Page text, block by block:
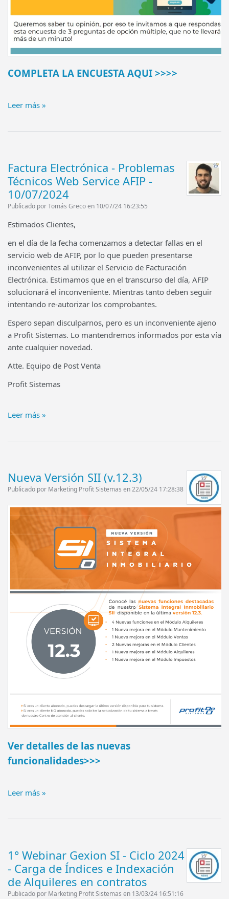
COMPLETA LA ENCUESTA AQUI >>>>
Leer más »
Factura Electrónica - Problemas
Técnicos Web Service AFIP -
10/07/2024
Publicado por Tomás Greco en 10/07/24 16:23:55
Estimados Clientes,
en el día de la fecha comenzamos a detectar fallas en el
servicio web de AFIP, por lo que pueden presentarse
inconvenientes al utilizar el Servicio de Facturación
Electrónica. Estimamos que en el transcurso del día, AFIP
solucionará el inconveniente. Mientras tanto deben seguir
intentando re-autorizar los comprobantes.
Espero sepan disculparnos, pero es un inconveniente ajeno
a Profit Sistemas. Lo mantendremos informados por esta vía
ante cualquier novedad.
Atte. Equipo de Post Venta
Profit Sistemas
Leer más »
Nueva Versión SII (v.12.3)
Publicado por Marketing Profit Sistemas en 22/05/24 17:28:38
Ver detalles de las nuevas
funcionalidades>>>
Leer más »
1° Webinar Gexion SI - Ciclo 2024
- Carga de Índices e Indexación
de Alquileres en contratos
Publicado por Marketing Profit Sistemas en 13/03/24 16:51:16